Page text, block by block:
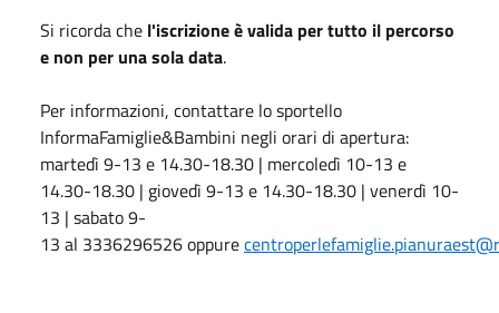
Si ricordache l'iscrizione è valida per tutto il percorso
e non per una sola data.
Per informazioni, contattare lo sportello
InformaFamiglie&Bambini negli orari di apertura:
martedì 9-13 e 14.30-18.30 | mercoledì 10-13 e
14.30-18.30 | giovedì 9-13 e 14.30-18.30 | venerdì 10-
13 | sabato 9-
13 al 3336296526 oppure